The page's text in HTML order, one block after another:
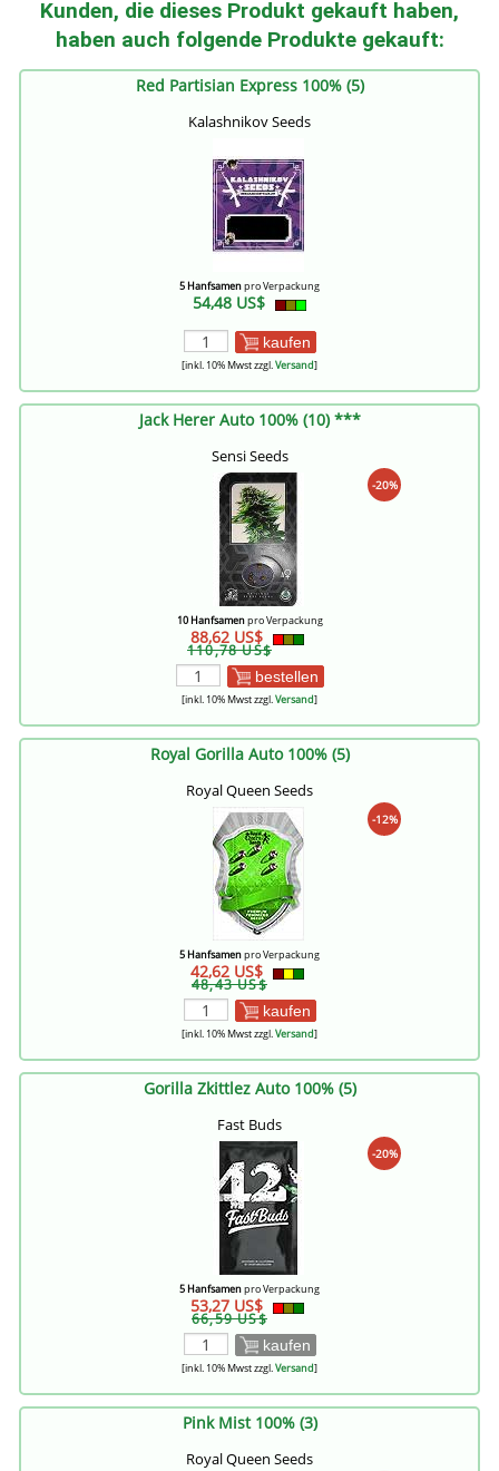
Kunden, die dieses Produkt gekauft haben,
haben auch folgende Produkte gekauft:
Red Partisian Express 100% (5)
Kalashnikov Seeds
5 Hanfsamenpro Verpackung
54,48 US$
kaufen
[inkl. 10% Mwst zzgl.Versand]
Jack Herer Auto 100% (10) ***
Sensi Seeds
-20%
10 Hanfsamenpro Verpackung
88,62 US$
110,78 US$
bestellen
[inkl. 10% Mwst zzgl.Versand]
Royal Gorilla Auto 100% (5)
Royal Queen Seeds
-12%
5 Hanfsamenpro Verpackung
42,62 US$
48,43 US$
kaufen
[inkl. 10% Mwst zzgl.Versand]
Gorilla Zkittlez Auto 100% (5)
Fast Buds
-20%
5 Hanfsamenpro Verpackung
53,27 US$
66,59 US$
kaufen
[inkl. 10% Mwst zzgl.Versand]
Pink Mist 100% (3)
Royal Queen Seeds